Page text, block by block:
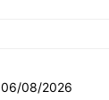
06/08/2026